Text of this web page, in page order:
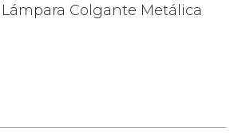
Colgante Metálica